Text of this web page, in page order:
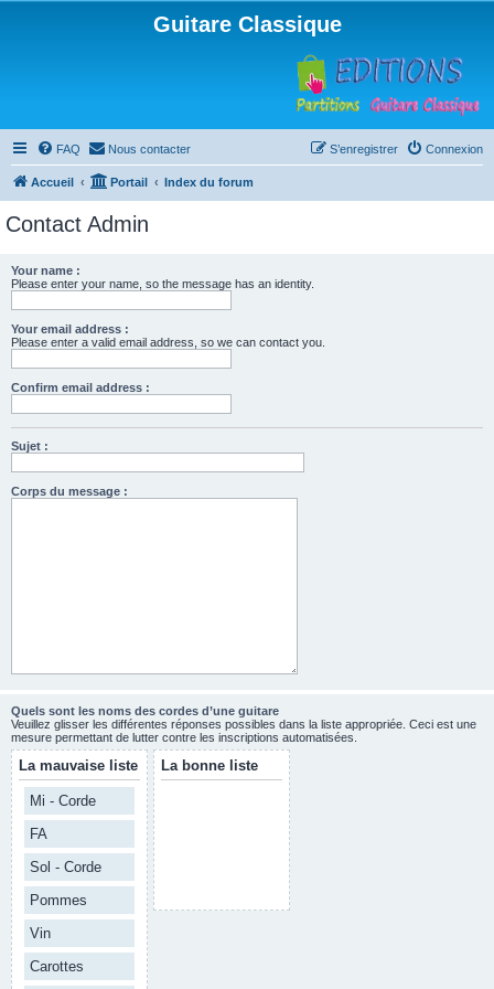
Guitare Classique
FAQ Nous contacter Connexion
S’enregistrer
Accueil Portail Index du forum
Contact Admin
Your name :
Please enter your name, so the message has an identity.
Your email address :
Please enter a valid email address, so we can contact you.
Confirm email address :
Sujet :
Corps du message :
Quels sont les noms des cordes d’une guitare
Veuillez glisser les différentes réponses possibles dans la liste appropriée. Ceci est une
mesure permettant de lutter contre les inscriptions automatisées.
La mauvaise liste
Mi - Corde
FA
Sol - Corde
Pommes
Vin
Carottes
La bonne liste